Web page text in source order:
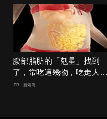
腹部脂肪的「剋星」找到
了，常吃這幾物，吃走大肚
囊，瘦出小蠻腰
PR・新素簡